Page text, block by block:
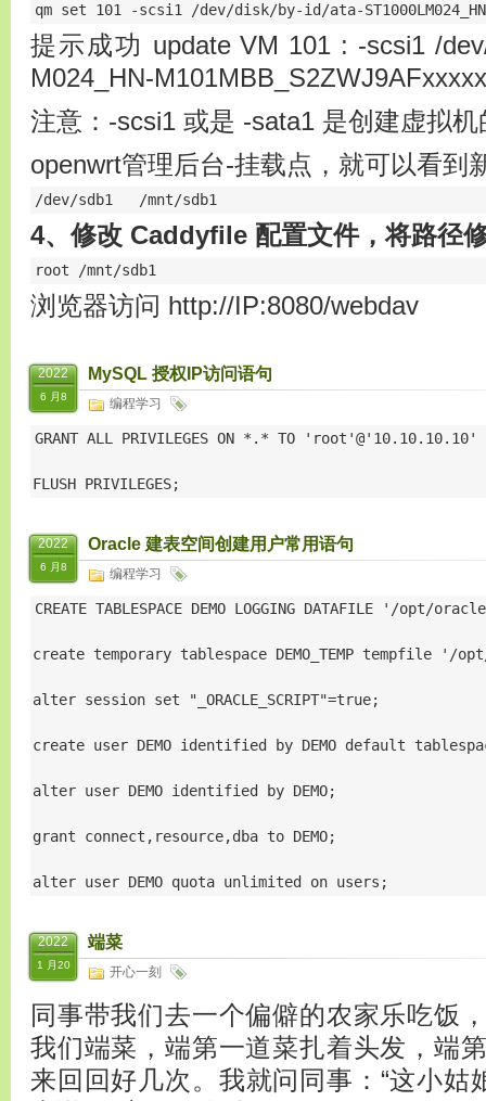
qm set 101 -scsi1 /dev/disk/by-id/ata-ST1000LM024_HN-
提示成功 update VM 101 : -scsi1 /
M024_HN-
注意：-scsi1 或是 -sata1 是创建虚拟
openwrt管理后台-挂载点，就可以看到
/dev/sdb1   /mnt/sdb1
4、修改 Caddyfile 配置文件，将路径
root /mnt/sdb1
浏览器访问 http://IP:8080/webdav
2022
6 月8
MySQL 授权IP访问语句
编程学习
GRANT ALL PRIVILEGES ON *.* TO
FLUSH PRIVILEGES;
2022
6 月8
Oracle 建表空间创建用户常用语句
编程学习
CREATE TABLESPACE DEMO LOGGING DATAFILE '/opt/
create temporary tablespace DEMO_TEMP tempfile '/
alter session set "_ORACLE_SCRIPT"=true;
create user DEMO identified by DEMO default
alter user DEMO identified by DEMO;
grant connect,resource,dba to DEMO;
alter user DEMO quota unlimited on users;
2022
1 月20
端菜
开心一刻
同事带我们去一个偏僻的农家乐吃饭
我们端菜，端第一道菜扎着头发，端
来回回好几次。我就问同事：“这小姑